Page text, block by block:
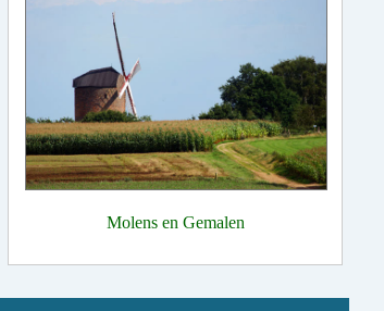
Molens en Gemalen